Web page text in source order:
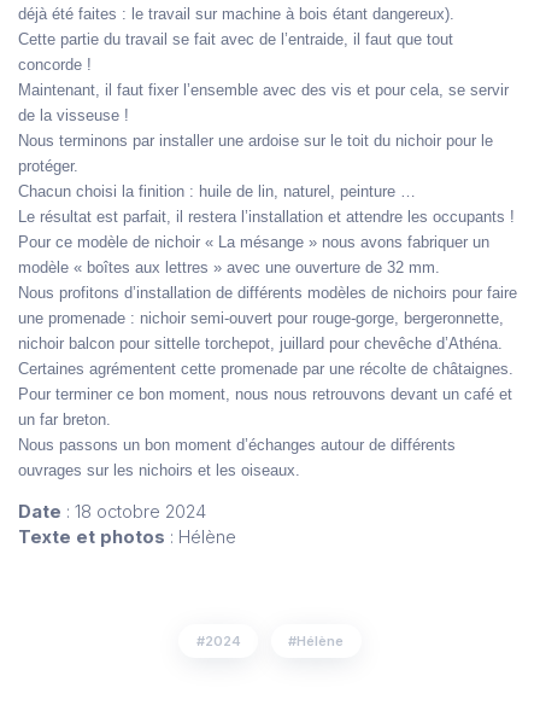
déjà été faites : le travail sur machine à bois étant dangereux).
Cette partie du travail se fait avec de l’entraide, il faut que tout
concorde !
Maintenant, il faut fixer l’ensemble avec des vis et pour cela, se servir
de la visseuse !
Nous terminons par installer une ardoise sur le toit du nichoir pour le
protéger.
Chacun choisi la finition : huile de lin, naturel, peinture …
Le résultat est parfait, il restera l’installation et attendre les occupants !
Pour ce modèle de nichoir « La mésange » nous avons fabriquer un
modèle « boîtes aux lettres » avec une ouverture de 32 mm.
Nous profitons d’installation de différents modèles de nichoirs pour faire
une promenade : nichoir semi-ouvert pour rouge-gorge, bergeronnette,
nichoir balcon pour sittelle torchepot, juillard pour chevêche d’Athéna.
Certaines agrémentent cette promenade par une récolte de châtaignes.
Pour terminer ce bon moment, nous nous retrouvons devant un café et
un far breton.
Nous passons un bon moment d’échanges autour de différents
ouvrages sur les nichoirs et les oiseaux.
Date : 18 octobre 2024
Texte et photos : Hélène
2024 Hélène